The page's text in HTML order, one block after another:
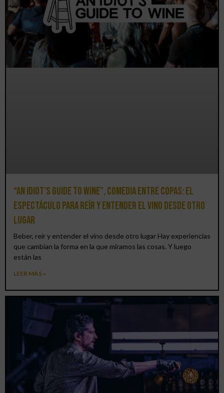
“An Idiot’s Guide to Wine”, comedia entre copas: el
espectáculo para reír y entender el vino desde otro
lugar
Beber, reír y entender el vino desde otro lugar Hay experiencias
que cambian la forma en la que miramos las cosas. Y luego
están las
LEER MÁS »